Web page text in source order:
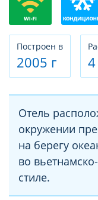
Построен в
2005 г
Отель
окружении
на берегу
во
стиле.